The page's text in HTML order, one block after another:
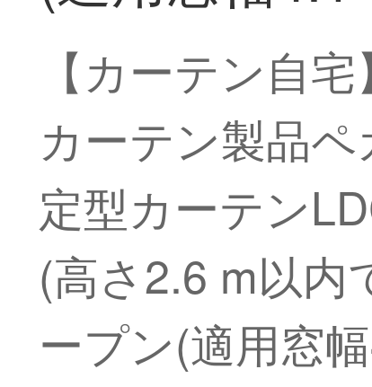
【カーテン自
カーテン製品
定型カーテン
(高さ2.6 m以内
ープン(適用窓